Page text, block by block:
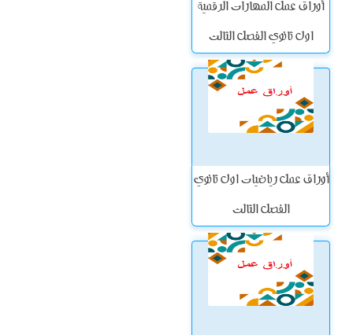
أوراق عمل المهارات الرقمية
اول ثانوي الفصل الثالث
أوراق عمل رياضيات اول ثانوي
الفصل الثالث